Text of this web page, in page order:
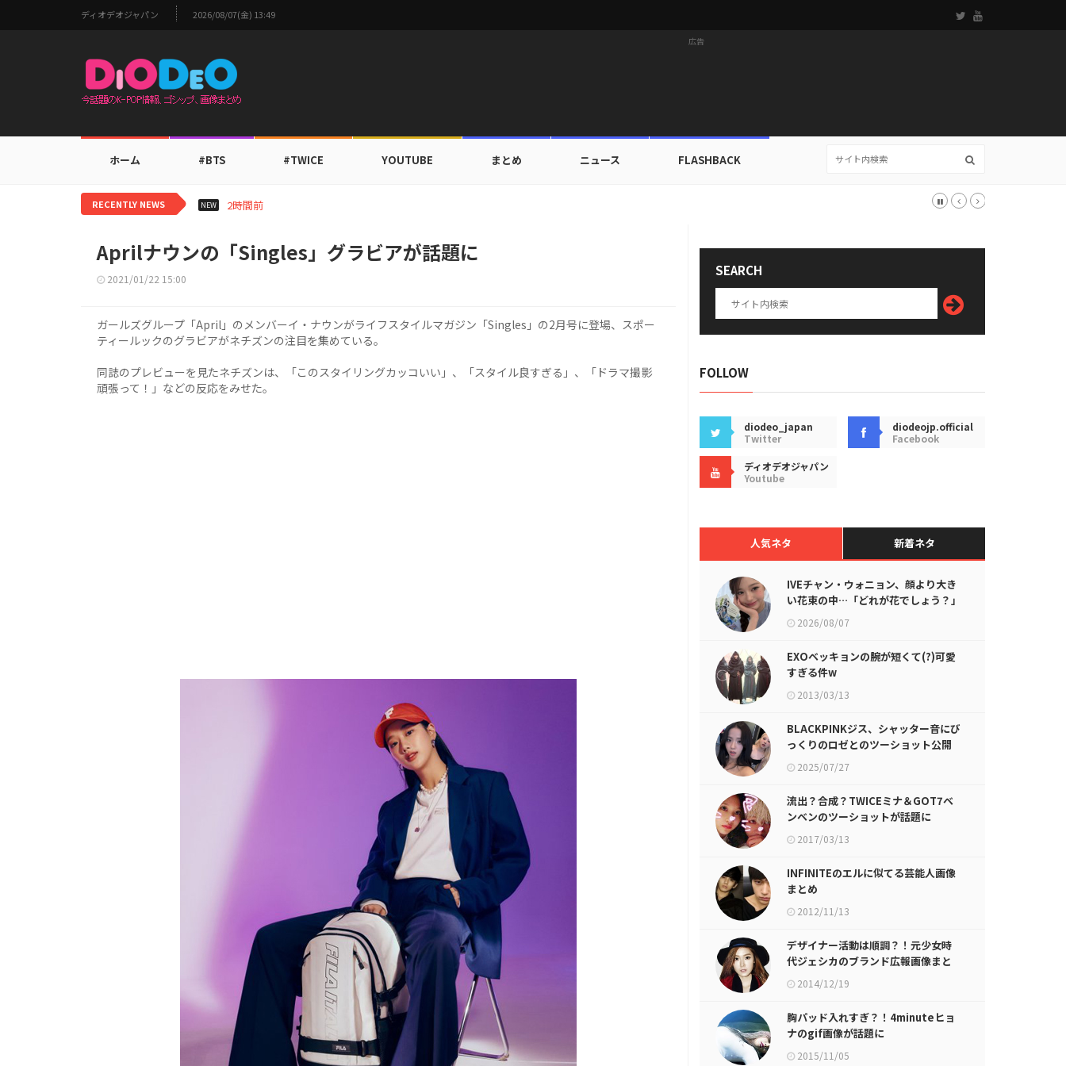
ディオデオジャパン 2026/08/07(金) 13:49
広告
ホーム #BTS #TWICE YOUTUBE まとめ ニュース FLASHBACK
RECENTLY NEWS NEW 2時間前
Aprilナウンの「Singles」グラビアが話題に
2021/01/22 15:00
ガールズグループ「April」のメンバーイ・ナウンがライフスタイルマガジン「Singles」の2月号に登場、スポー
ティールックのグラビアがネチズンの注目を集めている。
同誌のプレビューを見たネチズンは、「このスタイリングカッコいい」、「スタイル良すぎる」、「ドラマ撮影
頑張って！」などの反応をみせた。
SEARCH
FOLLOW
diodeo_japan
Twitter
diodeojp.official
Facebook
ディオデオジャパン
Youtube
人気ネタ 新着ネタ
IVEチャン・ウォニョン、顔より大き
い花束の中…「どれが花でしょう？」
2026/08/07
EXOベッキョンの腕が短くて(?)可愛
すぎる件w
2013/03/13
BLACKPINKジス、シャッター音にび
っくりのロゼとのツーショット公開
2025/07/27
流出？合成？TWICEミナ＆GOT7ベ
ンベンのツーショットが話題に
2017/03/13
INFINITEのエルに似てる芸能人画像
まとめ
2012/11/13
デザイナー活動は順調？！元少女時
代ジェシカのブランド広報画像まと
めが話題に
2014/12/19
胸パッド入れすぎ？！4minuteヒョ
ナのgif画像が話題に
2015/11/05